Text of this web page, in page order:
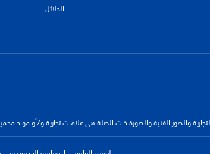
الدلائل
والصور الفنية والصورة ذات الصلة هي علامات تجارية و/أو مواد